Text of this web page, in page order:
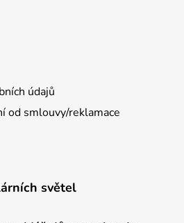
údajů
od smlouvy/reklamace
světel